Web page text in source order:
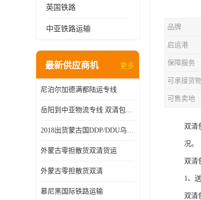
英国铁路
中亚铁路运输
最新供应商机 更多
尼泊尔加德满都陆运专线
岳阳到中亚物流专线 双清包税 一站服务
2018出货蒙古国DDP/DDU乌兰巴托双清国际物流专线
外蒙古零担散货双清货运
外蒙古零担散货双清
慕尼黑国际铁路运输
品牌
启运港
保障服务
可承接货
可售卖地
双清
况。
双清
1、
双清